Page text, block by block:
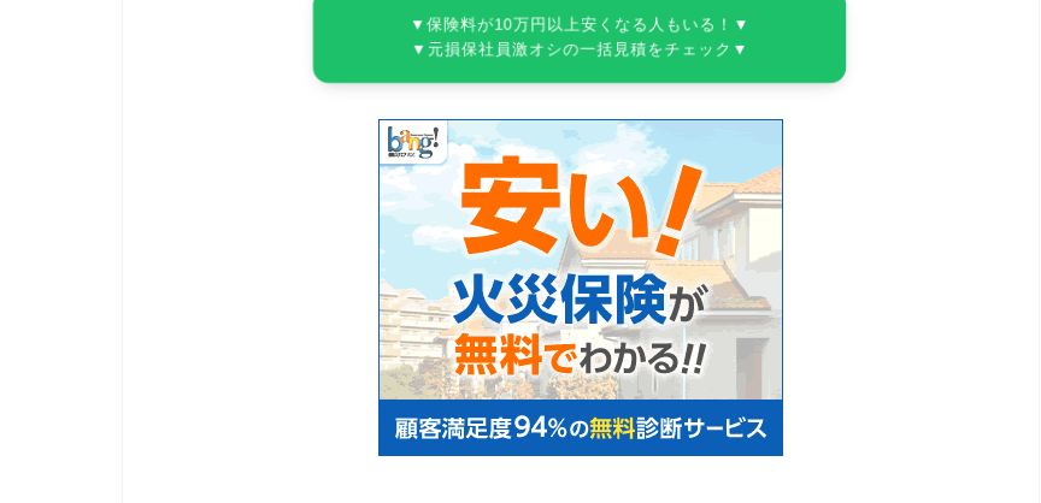
▼保険料が10万円以上安くなる人もいる！▼
▼元損保社員激オシの一括見積をチェック▼